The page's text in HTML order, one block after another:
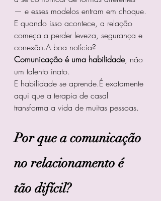
— e esses modelos entram em choque.
E quando isso acontece, a relação
começa a perder leveza, segurança e
conexão.A boa notícia?
Comunicação é uma habilidade, não
um talento inato.
E habilidade se aprende.É exatamente
aqui que a terapia de casal
transforma a vida de muitas pessoas.
Por que a comunicação
no relacionamento é
tão difícil?